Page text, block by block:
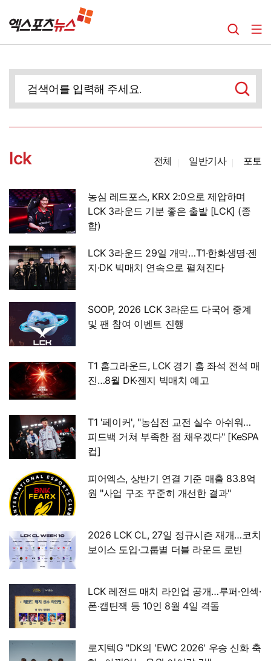
lck 전체 일반기사 포토
농심 레드포스, KRX 2:0으로 제압하며
LCK 3라운드 기분 좋은 출발 [LCK] (종
합)
LCK 3라운드 29일 개막…T1·한화생명·젠
지·DK 빅매치 연속으로 펼쳐진다
SOOP, 2026 LCK 3라운드 다국어 중계
및 팬 참여 이벤트 진행
T1 홈그라운드, LCK 경기 홈 좌석 전석 매
진…8월 DK·젠지 빅매치 예고
T1 '페이커', "농심전 교전 실수 아쉬워…
피드백 거쳐 부족한 점 채우겠다" [KeSPA
컵]
피어엑스, 상반기 연결 기준 매출 83.8억
원 "사업 구조 꾸준히 개선한 결과"
2026 LCK CL, 27일 정규시즌 재개…코치
보이스 도입·그룹별 더블 라운드 로빈
LCK 레전드 매치 라인업 공개…루퍼·인섹·
폰·캡틴잭 등 10인 8월 4일 격돌
로지텍G "DK의 'EWC 2026' 우승 신화 축